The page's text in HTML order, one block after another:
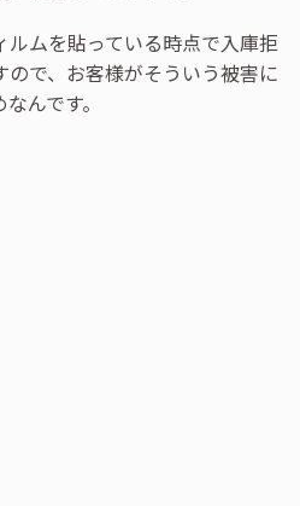
ムを貼っている時点で入庫拒
で、お客様がそういう被害に
んです。